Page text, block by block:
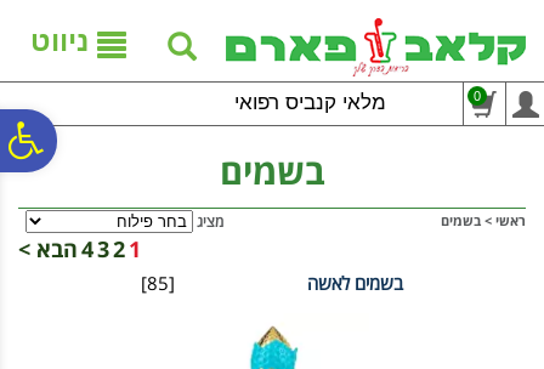
נגישות
אתר
המרכזי
ניווט
מלאי קנביס רפואי 0
בשמים
ראשי > בשמים מציג
1
2
3
4הבא >
[85] בשמים לאשה